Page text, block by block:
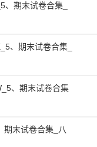
期末试卷合集_
、期末试卷合集_
、期末试卷合集
期末试卷合集_八